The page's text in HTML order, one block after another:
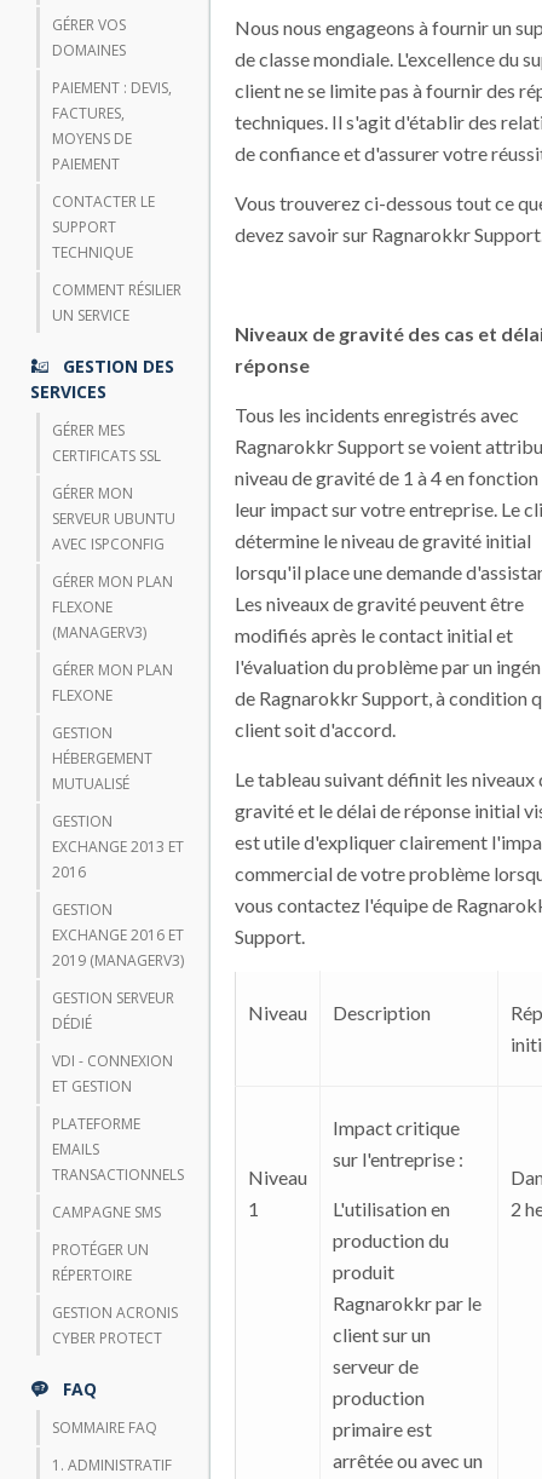
GÉRER VOS
DOMAINES
PAIEMENT : DEVIS,
FACTURES,
MOYENS DE
PAIEMENT
CONTACTER LE
SUPPORT
TECHNIQUE
COMMENT RÉSILIER
UN SERVICE
GESTION DES
SERVICES
GÉRER MES
CERTIFICATS SSL
GÉRER MON
SERVEUR UBUNTU
AVEC ISPCONFIG
GÉRER MON PLAN
FLEXONE
(MANAGERV3)
GÉRER MON PLAN
FLEXONE
GESTION
HÉBERGEMENT
MUTUALISÉ
GESTION
EXCHANGE 2013 ET
2016
GESTION
EXCHANGE 2016 ET
2019 (MANAGERV3)
GESTION SERVEUR
DÉDIÉ
VDI - CONNEXION
ET GESTION
PLATEFORME
EMAILS
TRANSACTIONNELS
CAMPAGNE SMS
PROTÉGER UN
RÉPERTOIRE
GESTION ACRONIS
CYBER PROTECT
FAQ
SOMMAIRE FAQ
1. ADMINISTRATIF
Nous nous engageons à fournir un
de classe mondiale. L'excellence du
client ne se limite pas à fournir des
techniques. Il s'agit d'établir des
de confiance et d'assurer votre
Vous trouverez ci-dessous tout ce
devez savoir sur Ragnarokkr
Niveaux de gravité des cas et
réponse
Tous les incidents enregistrés avec
Ragnarokkr Support se voient
niveau de gravité de 1 à 4 en fonction
leur impact sur votre entreprise. Le
détermine le niveau de gravité initial
lorsqu'il place une demande
Les niveaux de gravité peuvent être
modifiés après le contact initial et
l'évaluation du problème par un
de Ragnarokkr Support, à condition
client soit d'accord.
Le tableau suivant définit les niveaux
gravité et le délai de réponse initial
est utile d'expliquer clairement
commercial de votre problème
vous contactez l'équipe de
Support.
Niveau Description
Niveau
1
Impact critique
sur l'entreprise :
L'utilisation en
production du
produit
Ragnarokkr par le
client sur un
serveur de
production
primaire est
arrêtée ou avec un
2